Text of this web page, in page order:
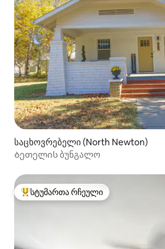
საცხოვრებელი (North Newton)
Ბეთელის ბუნგალო
სტუმართა რჩეული მოწინავე ვარიანტი
სტუმართა რჩეული